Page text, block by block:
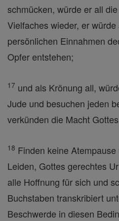
schmücken, würde er all
Vielfaches wieder, er
persönlichen Einnahmen
Opfer entstehen;
17 und als Krönung all,
Jude und besuchen jeden
verkünden die Macht
18 Finden keine
Leiden, Gottes gerechtes
alle Hoffnung für sich und
Buchstaben transkribiert
Beschwerde in diesen